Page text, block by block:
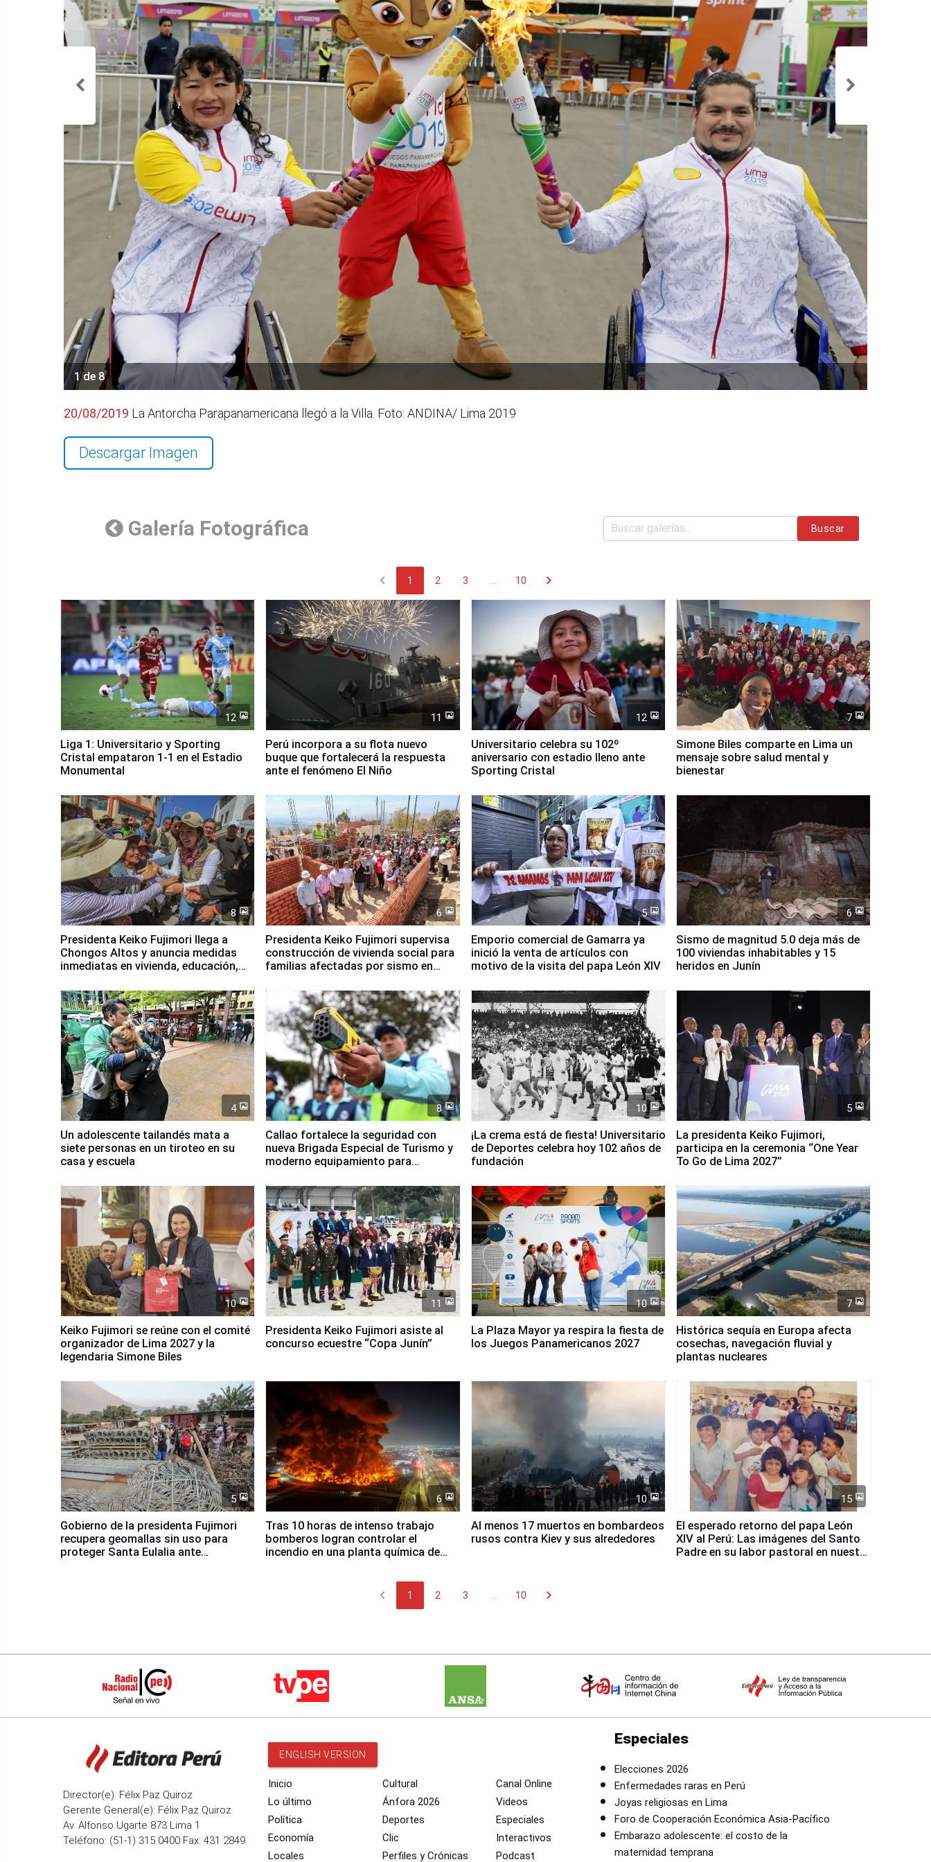
1 de 8
20/08/2019 La Antorcha Parapanamericana llegó a la Villa. Foto: ANDINA/ Lima 2019
Descargar Imagen
Galería Fotográfica Buscar
chevron_left 1 2 3 10 chevron_right
12
Liga 1: Universitario y Sporting
Cristal empataron 1-1 en el Estadio
Monumental
11
Perú incorpora a su flota nuevo
buque que fortalecerá la respuesta
ante el fenómeno El Niño
12
Universitario celebra su 102º
aniversario con estadio lleno ante
Sporting Cristal
7
Simone Biles comparte en Lima un
mensaje sobre salud mental y
bienestar
8
Presidenta Keiko Fujimori llega a
Chongos Altos y anuncia medidas
inmediatas en vivienda, educación,
6
Presidenta Keiko Fujimori supervisa
construcción de vivienda social para
familias afectadas por sismo en
5
Emporio comercial de Gamarra ya
inició la venta de artículos con
motivo de la visita del papa León XIV
6
Sismo de magnitud 5.0 deja más de
100 viviendas inhabitables y 15
heridos en Junín
4
Un adolescente tailandés mata a
siete personas en un tiroteo en su
casa y escuela
8
Callao fortalece la seguridad con
nueva Brigada Especial de Turismo y
moderno equipamiento para
10
¡La crema está de fiesta! Universitario
de Deportes celebra hoy 102 años de
fundación
5
La presidenta Keiko Fujimori,
participa en la ceremonia “One Year
To Go de Lima 2027”
10
Keiko Fujimori se reúne con el comité
organizador de Lima 2027 y la
legendaria Simone Biles
11
Presidenta Keiko Fujimori asiste al
concurso ecuestre “Copa Junín”
10
La Plaza Mayor ya respira la fiesta de
los Juegos Panamericanos 2027
7
Histórica sequía en Europa afecta
cosechas, navegación fluvial y
plantas nucleares
5
Gobierno de la presidenta Fujimori
recupera geomallas sin uso para
proteger Santa Eulalia ante
6
Tras 10 horas de intenso trabajo
bomberos logran controlar el
incendio en una planta química de
10
Al menos 17 muertos en bombardeos
rusos contra Kiev y sus alrededores
15
El esperado retorno del papa León
XIV al Perú: Las imágenes del Santo
Padre en su labor pastoral en nuestro
chevron_left 1 2 3 10 chevron_right
Director(e): Félix Paz Quiroz
Gerente General(e): Félix Paz Quiroz
Av. Alfonso Ugarte 873 Lima 1
Teléfono: (51-1) 315 0400 Fax: 431 2849
ENGLISH VERSION
Inicio
Lo último
Política
Economía
Locales
Cultural
Ánfora 2026
Deportes
Clic
Perfiles y Crónicas
Canal Online
Videos
Especiales
Interactivos
Podcast
Especiales
Elecciones 2026
Enfermedades raras en Perú
Joyas religiosas en Lima
Foro de Cooperación Económica Asia-Pacífico
Embarazo adolescente: el costo de la
maternidad temprana